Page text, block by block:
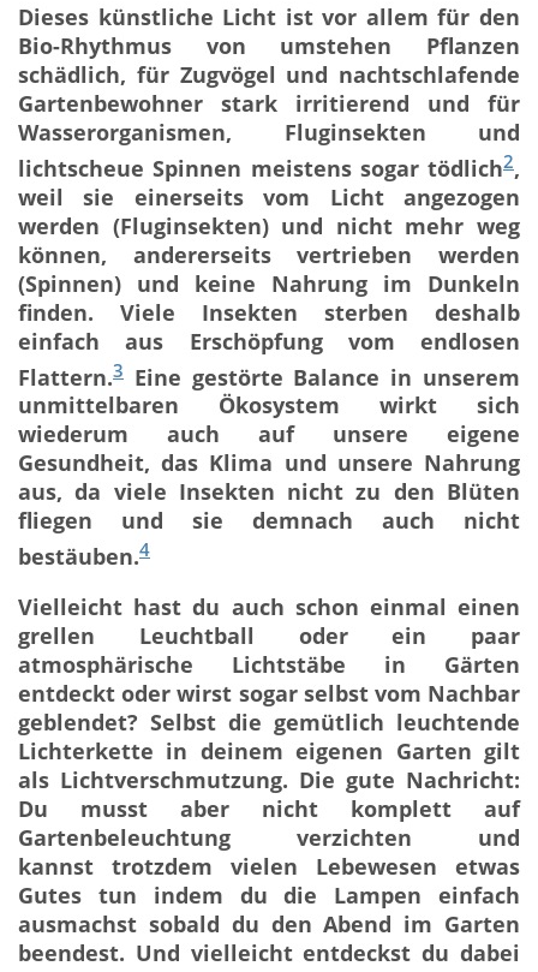
Dieses künstliche Licht ist vor allem für den
Bio-Rhythmus von umstehen Pflanzen
schädlich, für Zugvögel und nachtschlafende
Gartenbewohner stark irritierend und für
Wasserorganismen, Fluginsekten und
lichtscheue Spinnen meistens sogar tödlich2,
weil sie einerseits vom Licht angezogen
werden (Fluginsekten) und nicht mehr weg
können, andererseits vertrieben werden
(Spinnen) und keine Nahrung im Dunkeln
finden. Viele Insekten sterben deshalb
einfach aus Erschöpfung vom endlosen
Flattern.3 Eine gestörte Balance in unserem
unmittelbaren Ökosystem wirkt sich
wiederum auch auf unsere eigene
Gesundheit, das Klima und unsere Nahrung
aus, da viele Insekten nicht zu den Blüten
fliegen und sie demnach auch nicht
bestäuben.4
Vielleicht hast du auch schon einmal einen
grellen Leuchtball oder ein paar
atmosphärische Lichtstäbe in Gärten
entdeckt oder wirst sogar selbst vom Nachbar
geblendet? Selbst die gemütlich leuchtende
Lichterkette in deinem eigenen Garten gilt
als Lichtverschmutzung. Die gute Nachricht:
Du musst aber nicht komplett auf
Gartenbeleuchtung verzichten und
kannst trotzdem vielen Lebewesen etwas
Gutes tun indem du die Lampen einfach
ausmachst sobald du den Abend im Garten
beendest. Und vielleicht entdeckst du dabei